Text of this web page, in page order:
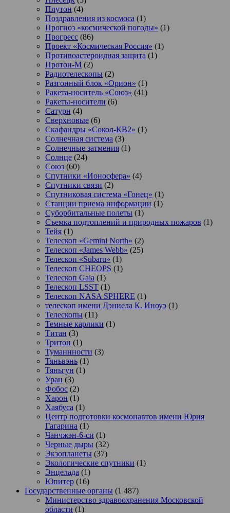
Плутон (4)
Поздравления из космоса (1)
Прогноз «космической погоды» (1)
Прогресс (86)
Проект «Космическая Россия» (1)
Противоастероидная защита (1)
Протон-М (2)
Радиотелескопы (2)
Разгонный блок «Орион» (1)
Ракета-носитель «Союз» (41)
Ракеты-носители (6)
Сатурн (4)
Сверхновые (6)
Скафандры «Сокол-КВ2» (1)
Солнечная система (3)
Солнечные затмения (1)
Солнце (24)
Союз (60)
Спутники «Ионосфера» (4)
Спутники связи (2)
Спутниковая система «Гонец» (1)
Станции приема информации (1)
Суборбитальные полеты (1)
Съемка подтоплений и природных пожаров (1)
Тейя (1)
Телескоп «Gemini North» (2)
Телескоп «James Webb» (25)
Телескоп «Subaru» (1)
Телескоп CHEOPS (1)
Телескоп Gaia (1)
Телескоп LSST (1)
Телескоп NASA SPHERE (1)
телескоп имени Дэниела К. Иноуэ (1)
Телескопы (11)
Темные карлики (1)
Титан (3)
Тритон (1)
Туманнности (3)
Тяньвэнь (1)
Тяньгун (1)
Уран (3)
Фобос (2)
Харон (1)
Хаябуса (1)
Центр подготовки космонавтов имени Юрия
Гагарина (1)
Чанчжэн-6-си (1)
Черные дыры (32)
Экзопланеты (37)
Экологические спутники (1)
Энцелада (1)
Юпитер (16)
Государственные органы (1 487)
Министерство здравоохранения Московской
области (1)